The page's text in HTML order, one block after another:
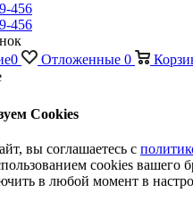
456
456
0 Отложенные 0
Cookies
вы соглашаетесь с
cookies вашего
в любой момент в